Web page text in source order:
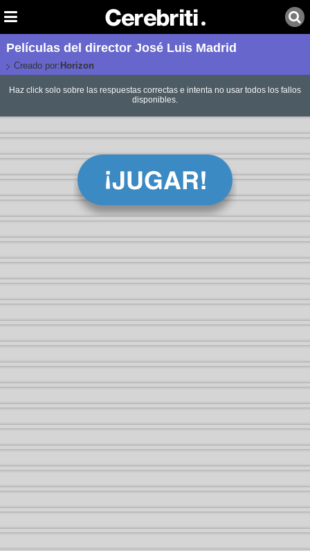
Películas del director José Luis Madrid
Creado por: Horizon
Haz click solo sobre las respuestas correctas e intenta no usar todos los fallos
disponibles.